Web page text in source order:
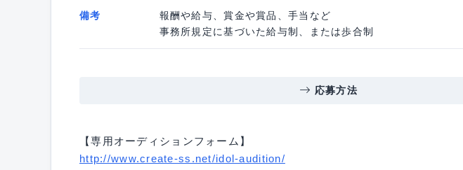
備考
報酬や給与、賞金や賞品、手当など
事務所規定に基づいた給与制、または歩合制
応募方法
【専用オーディションフォーム】
http://www.create-ss.net/idol-audition/